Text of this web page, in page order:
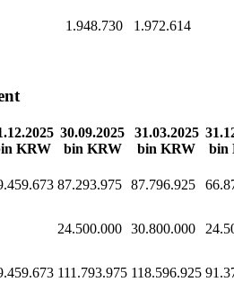
1.948.730 1.972.614
KRW
30.09.2025
bin KRW
31.03.2025
bin KRW
bin
87.293.975 87.796.925
24.500.000 30.800.000
111.793.975 118.596.925